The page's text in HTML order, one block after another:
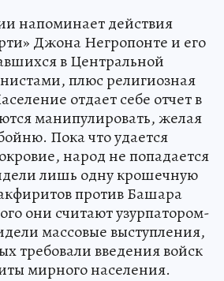
напоминает действия
Джона Негропонте и его
в Центральной
плюс религиозная
отдает себе отчет в
манипулировать, желая
Пока что удается
народ не попадается
лишь одну крошечную
против Башара
они считают узурпатором-
массовые выступления,
требовали введения войск
мирного населения.